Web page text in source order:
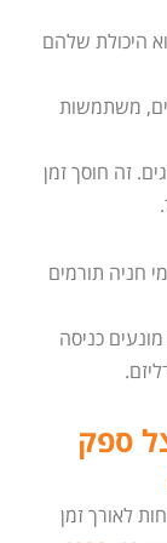
היכולת שלהם
משתמשות
זה חוסך זמן
חניה תורמים
כניסה
ספק
לאורך זמן